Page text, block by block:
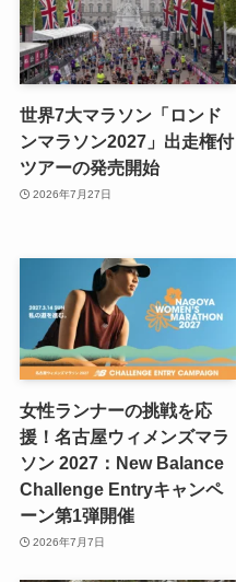
世界7大マラソン「ロンド
ンマラソン2027」出走権付
ツアーの発売開始
2026年7月27日
女性ランナーの挑戦を応
援！名古屋ウィメンズマラ
ソン 2027：New Balance
Challenge Entryキャンペ
ーン第1弾開催
2026年7月7日